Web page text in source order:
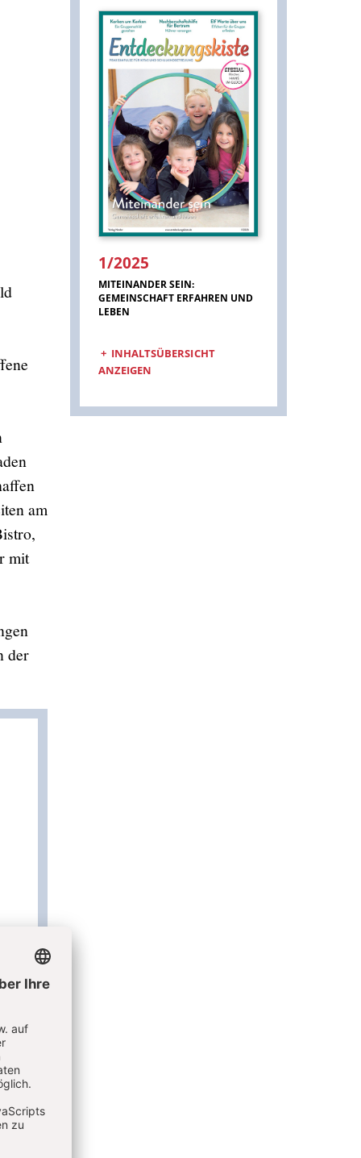
am
mit
der
1/2025
:
MITEINANDER SEIN:
GEMEINSCHAFT ERFAHREN UND
LEBEN
INHALTSÜBERSICHT
ANZEIGEN